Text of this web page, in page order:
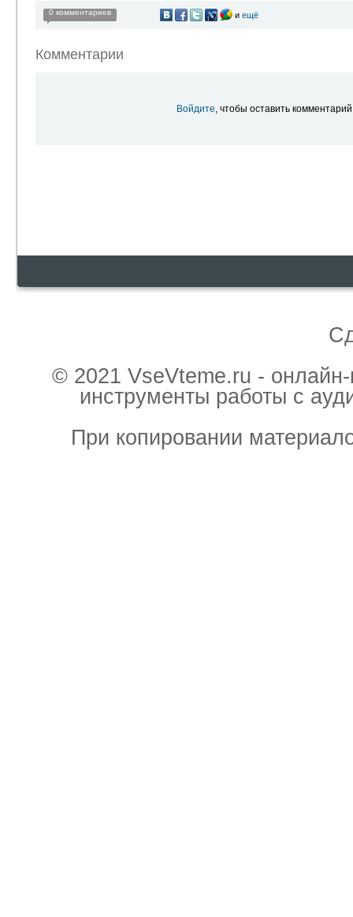
0 комментариев и ещё
Комментарии
Войдите, чтобы оставить комментарий
© 2021 VseVteme.ru -
инструменты работы с
При копировании